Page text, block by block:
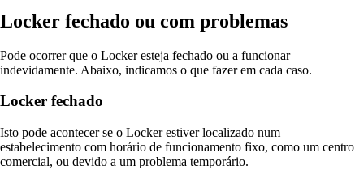
Locker fechado ou com problemas
Pode ocorrer que o Locker esteja fechado ou a funcionar
indevidamente. Abaixo, indicamos o que fazer em cada caso.
Locker fechado
Isto pode acontecer se o Locker estiver localizado num
estabelecimento com horário de funcionamento fixo, como um centro
comercial, ou devido a um problema temporário.